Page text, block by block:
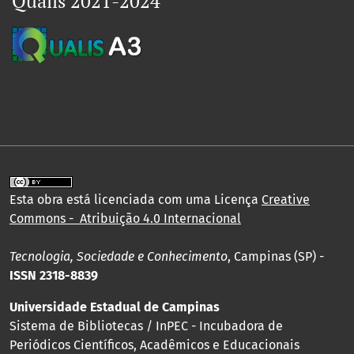
Esta obra está licenciada com uma Licença Creative
Commons - Atribuição 4.0 Internacional
Tecnologia, Sociedade e Conhecimento, Campinas (SP) -
ISSN 2318-8839
Universidade Estadual de Campinas
Sistema de Bibliotecas / InPEC - Incubadora de
Periódicos Científicos, Acadêmicos e Educacionais